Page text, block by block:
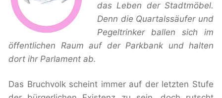
das Leben der Stadtmöbel.
Denn die Quartalssäufer und
Pegeltrinker ballen sich im
öffentlichen Raum auf der Parkbank und halten
dort ihr Parlament ab.
Das Bruchvolk scheint immer auf der letzten Stufe